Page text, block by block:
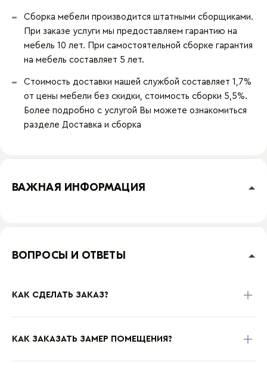
Сборка мебели производится штатными сборщиками.
При заказе услуги мы предоставляем гарантию на
мебель 10 лет. При самостоятельной сборке гарантия
на мебель составляет 5 лет.
Стоимость доставки нашей службой составляет 1,7%
от цены мебели без скидки, стоимость сборки 5,5%.
Более подробно с услугой Вы можете ознакомиться
разделе Доставка и сборка
ВАЖНАЯ ИНФОРМАЦИЯ
ВОПРОСЫ И ОТВЕТЫ
КАК СДЕЛАТЬ ЗАКАЗ?
КАК ЗАКАЗАТЬ ЗАМЕР ПОМЕЩЕНИЯ?